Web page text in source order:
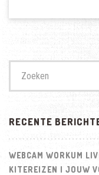
naar:
RECENTE
WEBCAM WORKUM
KITEREIZEN | JOUW